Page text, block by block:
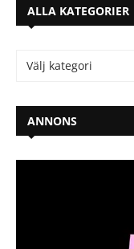
ALLA KATEGORIER
ANNONS